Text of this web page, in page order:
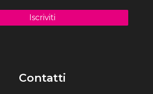
Contatti